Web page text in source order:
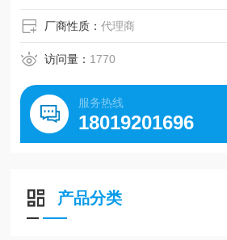
厂商性质：代理商
访问量： 1770
服务热线
18019201696
产品分类